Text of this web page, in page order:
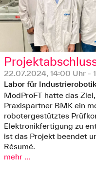
22.07.2024, 14:00 Uhr -
Labor für
ModProFT hatte das
Praxispartner BMK ein
robotergestütztes
Elektronikfertigung zu
ist das Projekt beendet
Résumé.
mehr ...